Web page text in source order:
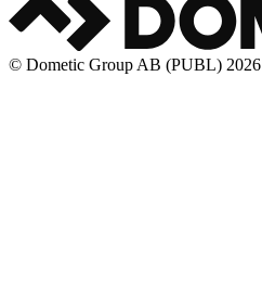
© Dometic Group AB (PUBL) 2026